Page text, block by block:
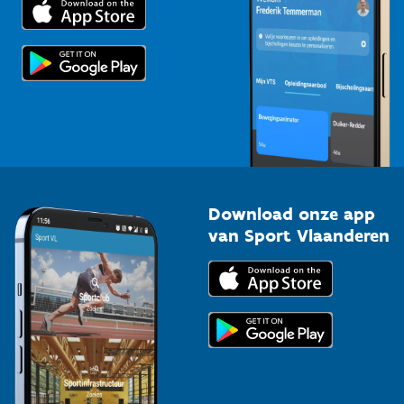
Topsporters
Voor de pers
Download onze app
van Sport Vlaanderen